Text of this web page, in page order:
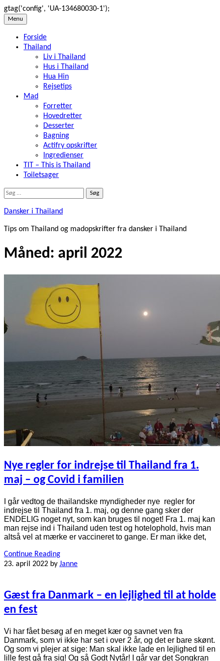
gtag('config', 'UA-134680030-1');
Skip
content
Menu
Forside
Thailand
Liv i Thailand
Hus i Thailand
Hua Hin
Rejsetips
Mad
Forretter
Hovedretter
Desserter
Bagning
Actifry opskrifter
Ingredienser
TIT – This is Thailand
Toiletsager
Søg
Dansker i Thailand
Tips om Thailand og madopskrifter fra dansker i Thailand
Måned: april 2022
Nye regler for indrejse til Thailand fra 1.
maj – og Covid i familien
I går vedtog de thailandske myndigheder nye regler for
indrejse til Thailand fra 1. maj, og denne gang sker der
ENDELIG noget nyt, som kan bruges til noget! Fra 1. maj kan
man rejse ind i Thailand uden test og hotelophold, hvis man
altså vel at mærke er vaccineret to gange. Er man ikke det,
Continue Reading
23. april 2022 by Janne
Gæst fra Danmark – en lejlighed til at holde
en fest
Vi har fået besøg af en meget kær og savnet ven fra
Danmark, som vi ikke har set i over 2 år, og det er bare skønt.
Og som vi plejer at sige: Man skal ikke lade en lejlighed til en
lille fest gå fra sig! Og så Godt Nytår! I går var det Songkran